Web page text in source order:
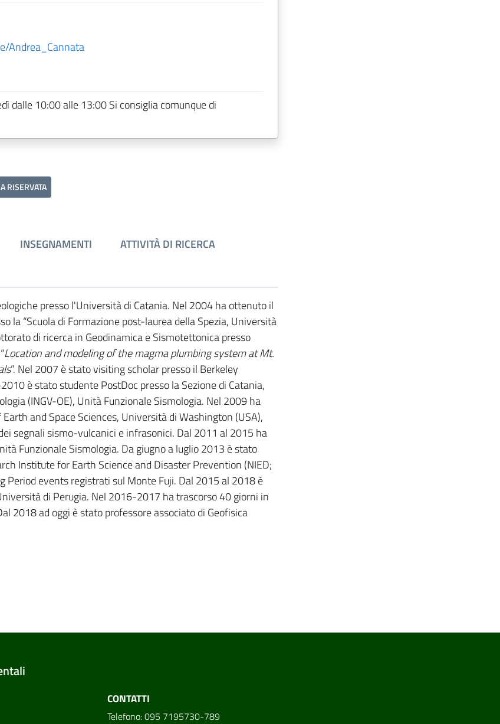
Andrea_Cannata
dalle 10:00 alle 13:00 Si consiglia comunque di
RISERVATA
INSEGNAMENTI
ATTIVITÀ DI RICERCA
presso l'Università di Catania. Nel 2004 ha ottenuto il
la “Scuola di Formazione post-laurea della Spezia, Università
di ricerca in Geodinamica e Sismotettonica presso
Location and modeling of the magma plumbing system at Mt.
”. Nel 2007 è stato visiting scholar presso il Berkeley
è stato studente PostDoc presso la Sezione di Catania,
(INGV-OE), Unità Funzionale Sismologia. Nel 2009 ha
and Space Sciences, Università di Washington (USA),
segnali sismo-vulcanici e infrasonici. Dal 2011 al 2015 ha
Funzionale Sismologia. Da giugno a luglio 2013 è stato
Institute for Earth Science and Disaster Prevention (NIED;
Period events registrati sul Monte Fuji. Dal 2015 al 2018 è
di Perugia. Nel 2016-2017 ha trascorso 40 giorni in
2018 ad oggi è stato professore associato di Geofisica
CONTATTI
Telefono: 095 7195730-789